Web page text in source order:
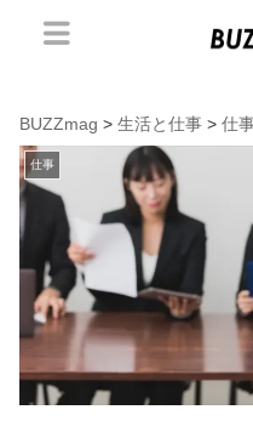
BUZZmag > 生活と仕事 > 仕
仕事